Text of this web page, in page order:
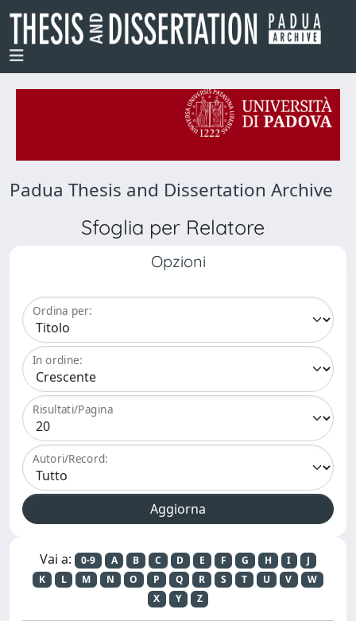
Padua Thesis and Dissertation Archive
Sfoglia per Relatore
Opzioni
Ordina per:
In ordine:
Risultati/Pagina
Autori/Record:
Vai a: 0-9 A B C D E F G H I
J
K
L M N O P Q R S T U V
W
X
Y Z